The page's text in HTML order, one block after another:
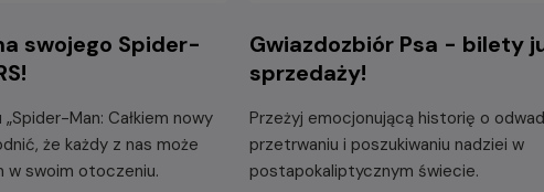
swojego Spider-
Man: Całkiem nowy
że każdy z nas może
w swoim otoczeniu.
Gwiazdozbiór Psa - bilety
sprzedaży!
Przeżyj emocjonującą historię o
przetrwaniu i poszukiwaniu nadziei w
postapokaliptycznym świecie.